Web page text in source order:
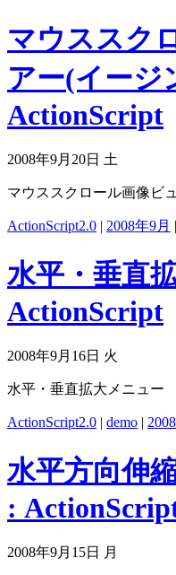
マウススク
アー(イージ
ActionScript
2008年9月20日 土
マウススクロール画像ビ
ActionScript2.0 | 2008年9月 |
水平・垂直
ActionScript
2008年9月16日 火
水平・垂直拡大メニュー
ActionScript2.0 | demo |
水平方向伸
:
2008年9月15日 月